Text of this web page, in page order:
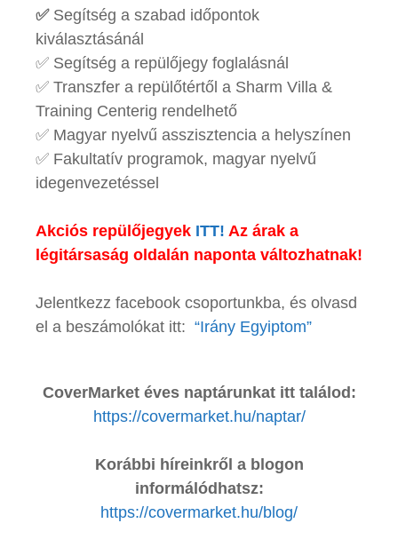
✅ Segítség a szabad időpontok
kiválasztásánál
✅ Segítség a repülőjegy foglalásnál
✅ Transzfer a repülőtértől a Sharm Villa &
Training Centerig rendelhető
✅ Magyar nyelvű asszisztencia a helyszínen
✅ Fakultatív programok, magyar nyelvű
idegenvezetéssel
Akciós repülőjegyek ITT! Az árak a
légitársaság oldalán naponta változhatnak!
Jelentkezz facebook csoportunkba, és olvasd
el a beszámolókat itt: “Irány Egyiptom”
CoverMarket éves naptárunkat itt találod:
https://covermarket.hu/naptar/
Korábbi híreinkről a blogon
informálódhatsz:
https://covermarket.hu/blog/